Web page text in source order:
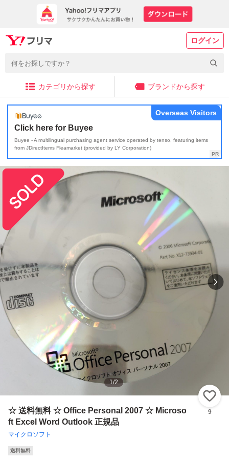
ログイン
カテゴリから探す ブランドから探す
Click here for Buyee
Buyee - A multilingual purchasing agent service operated by tenso, featuring items
from JDirectItems Fleamarket (provided by LY Corporation)
Overseas Visitors
1/2
☆ 送料無料 ☆ Office Personal 2007 ☆ Microso
ft Excel Word Outlook 正規品
マイクロソフト
9
送料無料